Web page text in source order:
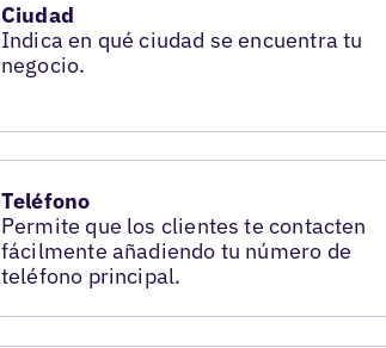
Ciudad
Indica en qué ciudad se encuentra tu
negocio.
Teléfono
Permite que los clientes te contacten
fácilmente añadiendo tu número de
teléfono principal.